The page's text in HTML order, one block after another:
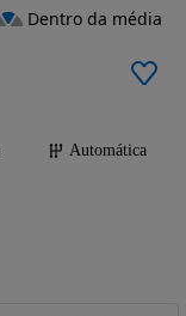
Automática
Dentro da média